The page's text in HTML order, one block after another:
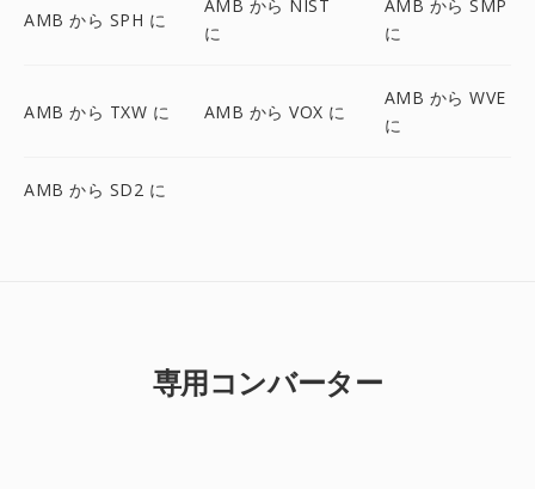
AMB から SPH に
AMB から NIST
に
AMB から SMP
に
AMB から TXW に AMB から VOX に
AMB から WVE
に
AMB から SD2 に
専用コンバーター